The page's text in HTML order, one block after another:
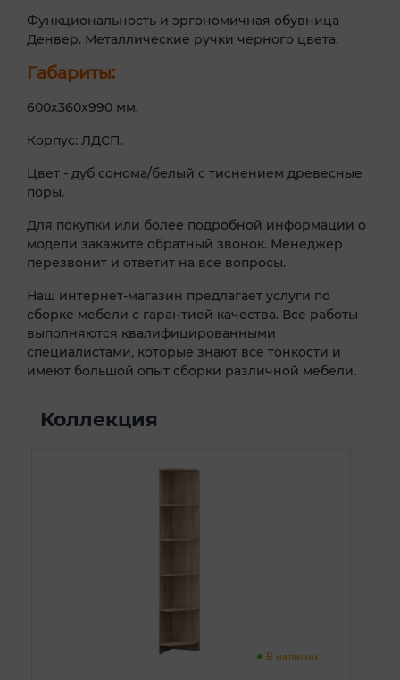
Функциональность и эргономичная обувница
Денвер. Металлические ручки черного цвета.
Габариты:
600х360х990 мм.
Корпус: ЛДСП.
Цвет - дуб сонома/белый с тиснением древесные
поры.
Для покупки или более подробной информации о
модели закажите обратный звонок. Менеджер
перезвонит и ответит на все вопросы.
Наш интернет-магазин предлагает услуги по
сборке мебели с гарантией качества. Все работы
выполняются квалифицированными
специалистами, которые знают все тонкости и
имеют большой опыт сборки различной мебели.
Коллекция
В наличии